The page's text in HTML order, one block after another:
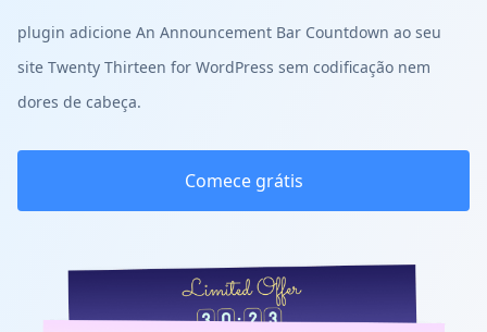
plugin adicione An Announcement Bar Countdown ao seu
site Twenty Thirteen for WordPress sem codificação nem
dores de cabeça.
Comece grátis